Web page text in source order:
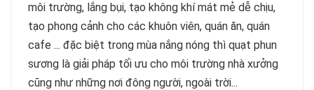
môi trường, lắng bụi, tạo không khí mát mẻ dễ chịu,
tạo phong cảnh cho các khuôn viên, quán ăn, quán
cafe ... đặc biệt trong mùa nắng nóng thì quạt phun
sương là giải pháp tối ưu cho môi trường nhà xưởng
cũng như những nơi đông người, ngoài trời...